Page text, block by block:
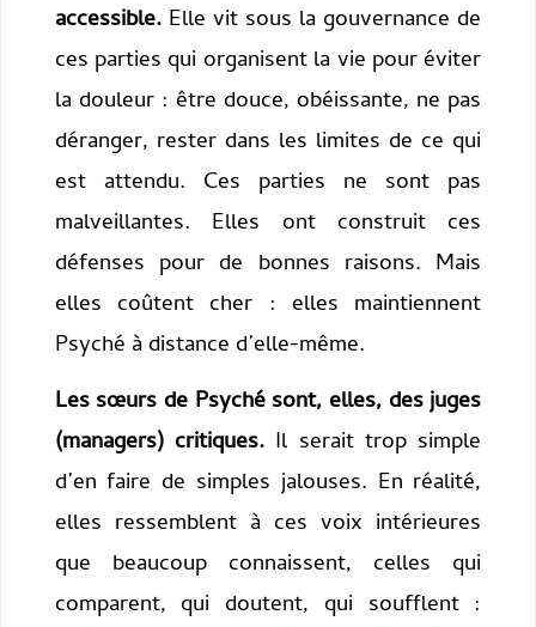
accessible.Elle vit sous la gouvernance de
ces parties qui organisent la vie pour éviter
la douleur : être douce, obéissante, ne pas
déranger, rester dans les limites de ce qui
est attendu. Ces parties ne sont pas
malveillantes. Elles ont construit ces
défenses pour de bonnes raisons. Mais
elles coûtent cher : elles maintiennent
Psyché à distance d’elle-même.
Les sœurs de Psyché sont, elles, des juges
(managers) critiques.Il serait trop simple
d’en faire de simples jalouses. En réalité,
elles ressemblent à ces voix intérieures
que beaucoup connaissent, celles qui
comparent, qui doutent, qui soufflent :